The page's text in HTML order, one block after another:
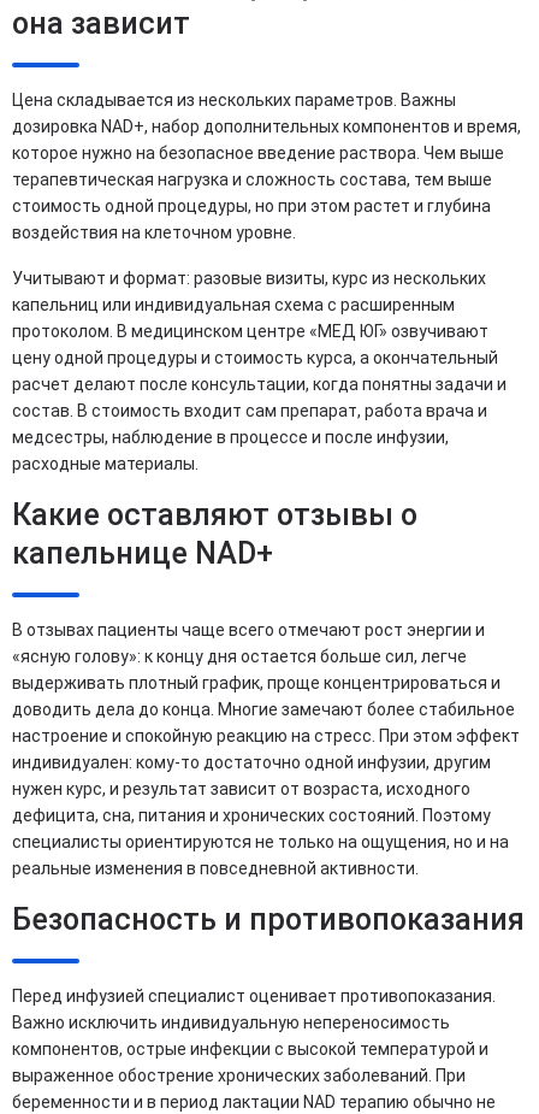
она зависит
Цена складывается из нескольких параметров. Важны
дозировка NAD+, набор дополнительных компонентов и время,
которое нужно на безопасное введение раствора. Чем выше
терапевтическая нагрузка и сложность состава, тем выше
стоимость одной процедуры, но при этом растет и глубина
воздействия на клеточном уровне.
Учитывают и формат: разовые визиты, курс из нескольких
капельниц или индивидуальная схема с расширенным
протоколом. В медицинском центре «МЕД ЮГ» озвучивают
цену одной процедуры и стоимость курса, а окончательный
расчет делают после консультации, когда понятны задачи и
состав. В стоимость входит сам препарат, работа врача и
медсестры, наблюдение в процессе и после инфузии,
расходные материалы.
Какие оставляют отзывы о
капельнице NAD+
В отзывах пациенты чаще всего отмечают рост энергии и
«ясную голову»: к концу дня остается больше сил, легче
выдерживать плотный график, проще концентрироваться и
доводить дела до конца. Многие замечают более стабильное
настроение и спокойную реакцию на стресс. При этом эффект
индивидуален: кому-то достаточно одной инфузии, другим
нужен курс, и результат зависит от возраста, исходного
дефицита, сна, питания и хронических состояний. Поэтому
специалисты ориентируются не только на ощущения, но и на
реальные изменения в повседневной активности.
Безопасность и противопоказания
Перед инфузией специалист оценивает противопоказания.
Важно исключить индивидуальную непереносимость
компонентов, острые инфекции с высокой температурой и
выраженное обострение хронических заболеваний. При
беременности и в период лактации NAD терапию обычно не